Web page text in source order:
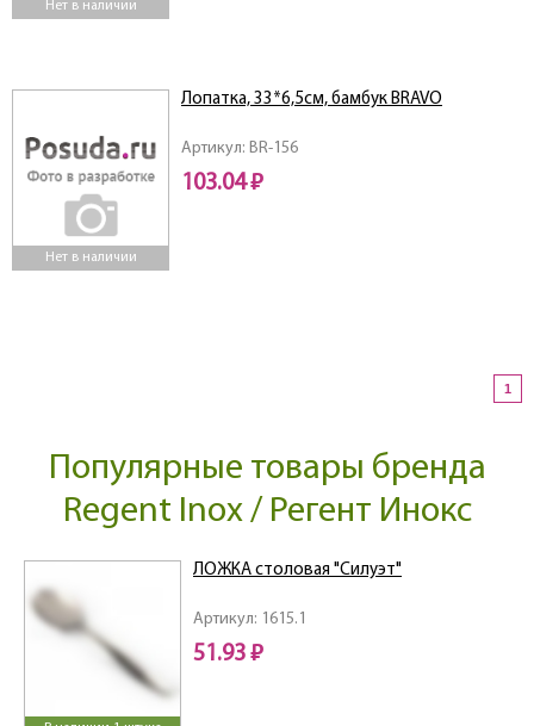
Нет в наличии
Нет в наличии
Артикул: BR-156
Лопатка, 33*6,5см, бамбук BRAVO
103.04 ₽
1
Популярные товары бренда
Regent Inox / Регент Инокс
Артикул: 1615.1
ЛОЖКА столовая "Силуэт"
51.93 ₽